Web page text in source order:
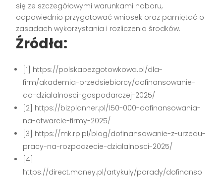
się ze szczegółowymi warunkami naboru,
odpowiednio przygotować wniosek oraz pamiętać o
zasadach wykorzystania i rozliczenia środków.
Źródła:
[1] https://polskabezgotowkowa.pl/dla-
firm/akademia-przedsiebiorcy/dofinansowanie-
do-dzialalnosci-gospodarczej-2025/
[2] https://bizplanner.pl/150-000-dofinansowania-
na-otwarcie-firmy-2025/
[3] https://mk.rp.pl/blog/dofinansowanie-z-urzedu-
pracy-na-rozpoczecie-dzialalnosci-2025/
[4]
https://direct.money.pl/artykuly/porady/dofinanso